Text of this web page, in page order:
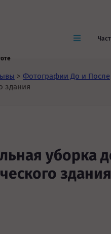
> Фотографии До и После
здания
уборка
здания